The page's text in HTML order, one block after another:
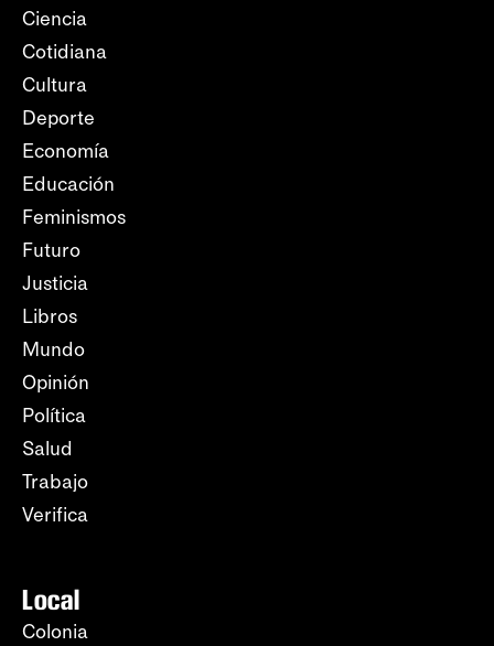
Ciencia
Cotidiana
Cultura
Deporte
Economía
Educación
Feminismos
Futuro
Justicia
Libros
Mundo
Opinión
Política
Salud
Trabajo
Verifica
Local
Colonia